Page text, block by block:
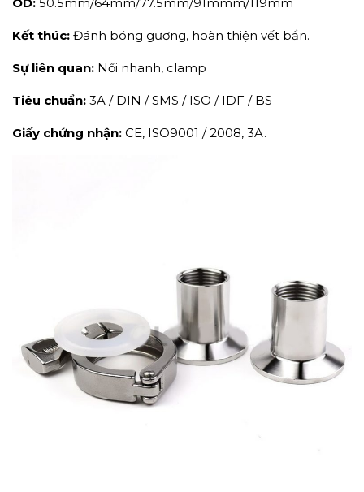
Kết thúc: Đánh bóng gương, hoàn thiện vết bẩn.
Sự liên quan: Nối nhanh, clamp
Tiêu chuẩn: 3A / DIN / SMS / ISO / IDF / BS
Giấy chứng nhận: CE, ISO9001 / 2008, 3A.